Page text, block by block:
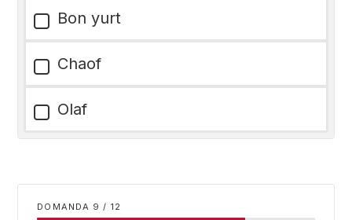
Bon yurt
Chaof
Olaf
DOMANDA / 12